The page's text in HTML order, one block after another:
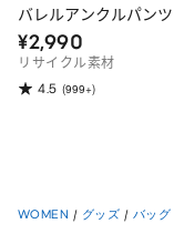
バレルアンクルパンツ
¥2,990
リサイクル素材
4.5 (999+)
WOMEN / グッズ / バッグ